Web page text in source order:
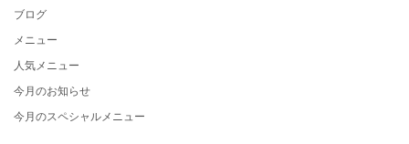
ブログ
メニュー
人気メニュー
今月のお知らせ
今月のスペシャルメニュー